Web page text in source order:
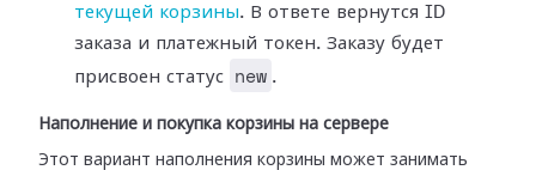
текущей корзины. В ответе вернутся ID
заказа и платежный токен. Заказу будет
присвоен статус
new .
Наполнение и покупка корзины на сервере
Этот вариант наполнения корзины может занимать